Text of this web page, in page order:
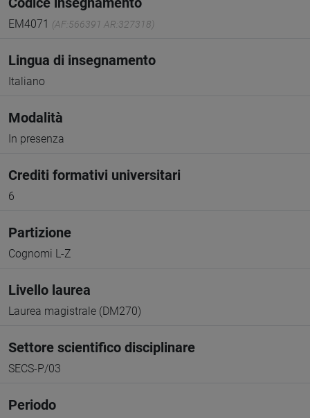
EM4071 (AF:566391 AR:327318)
Lingua di insegnamento
Italiano
Modalità
In presenza
Crediti formativi universitari
6
Partizione
Cognomi L-Z
Livello laurea
Laurea magistrale (DM270)
Settore scientifico disciplinare
SECS-P/03
Periodo